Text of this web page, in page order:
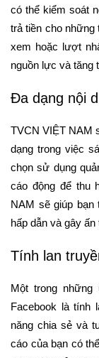
có thể kiểm soát
trả tiền cho
xem hoặc lượt
nguồn lực và tăng
Đa dạng nội
TVCN VIỆT NAM
dạng trong việc
chọn sử dụng
cáo động để thu
NAM sẽ giúp bạn
hấp dẫn và gây
Tính lan
Một trong
Facebook là tính
năng chia sẻ và
cáo của bạn có